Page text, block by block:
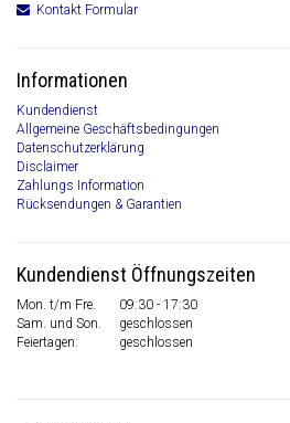
Kontakt Formular
Informationen
Kundendienst
Allgemeine Geschäftsbedingungen
Datenschutzerklärung
Disclaimer
Zahlungs Information
Rücksendungen & Garantien
Kundendienst Öffnungszeiten
Mon. t/m Fre.
09:30 - 17:30
Sam. und Son.
geschlossen
Feiertagen:
geschlossen